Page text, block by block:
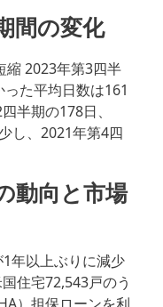
間の変化
縮 2023年第3四半
た平均日数は161
半期の178日、
し、2021年第4四
動向と市場
年以上ぶりに減少
住宅72,543戸のう